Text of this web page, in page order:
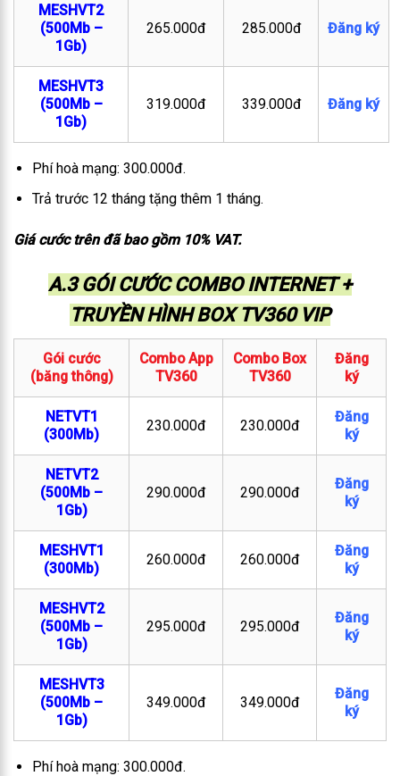
MESHVT2
(500Mb –
1Gb)
265.000đ 285.000đ Đăng ký
MESHVT3
(500Mb –
1Gb)
319.000đ 339.000đ Đăng ký
Phí hoà mạng: 300.000đ.
Trả trước 12 tháng tặng thêm 1 tháng.
Giá cước trên đã bao gồm 10% VAT.
A.3 GÓI CƯỚC COMBO INTERNET +
TRUYỀN HÌNH BOX TV360 VIP
Gói cước
(băng thông)
Combo App
TV360
Combo Box
TV360
Đăng
ký
NETVT1
(300Mb)
230.000đ 230.000đ
Đăng
ký
NETVT2
(500Mb –
1Gb)
290.000đ 290.000đ
Đăng
ký
MESHVT1
(300Mb)
260.000đ 260.000đ
Đăng
ký
MESHVT2
(500Mb –
1Gb)
295.000đ 295.000đ
Đăng
ký
MESHVT3
(500Mb –
1Gb)
349.000đ 349.000đ
Đăng
ký
Phí hoà mạng: 300.000đ.